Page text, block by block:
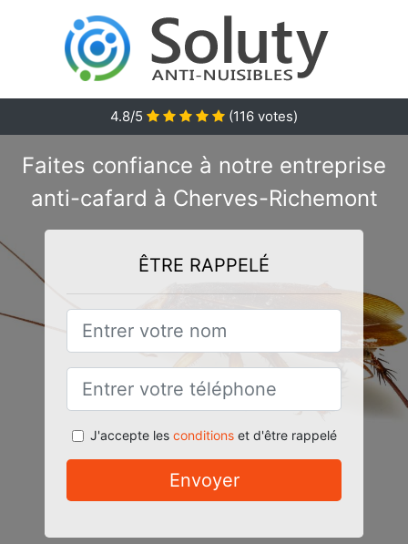
4.8/5 (116 votes)
Faites confiance à notre entreprise
anti-cafard à Cherves-Richemont
ÊTRE RAPPELÉ
J'accepte les conditionset d'être rappelé
Envoyer